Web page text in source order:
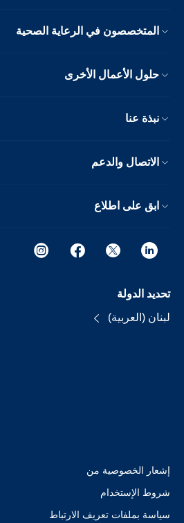
المتخصصون في الرعاية الصحية
حلول الأعمال الأخرى
نبذة عنا
الاتصال والدعم
ابق على اطلاع
تحديد الدولة
لبنان (العربية)
إشعار الخصوصية من
شروط الإستخدام
سياسة بملفات تعريف الارتباط